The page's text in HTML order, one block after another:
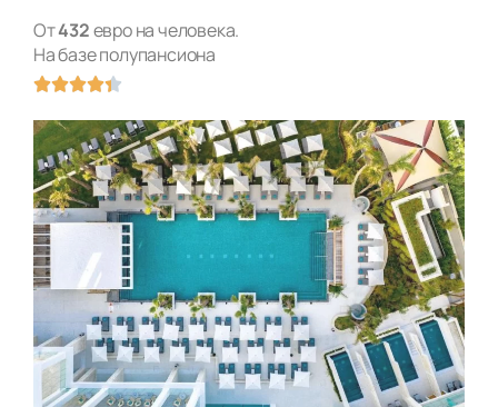
От432евро на человека.
На базе полупансиона

е
н
к
а
4
.
4
и
з
5